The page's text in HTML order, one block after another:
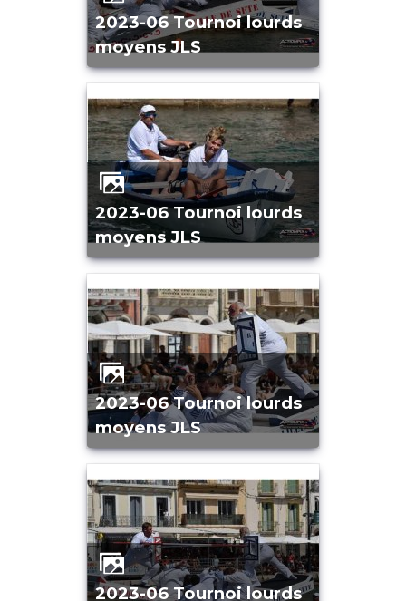
2023-06 Tournoi lourds
moyens JLS
2023-06 Tournoi lourds
moyens JLS
2023-06 Tournoi lourds
moyens JLS
2023-06 Tournoi lourds